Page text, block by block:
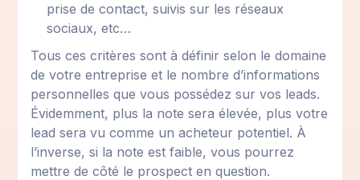
prise de contact, suivis sur les réseaux
sociaux, etc…
Tous ces critères sont à définir selon le domaine
de votre entreprise et le nombre d’informations
personnelles que vous possédez sur vos leads.
Évidemment, plus la note sera élevée, plus votre
lead sera vu comme un acheteur potentiel. À
l’inverse, si la note est faible, vous pourrez
mettre de côté le prospect en question.